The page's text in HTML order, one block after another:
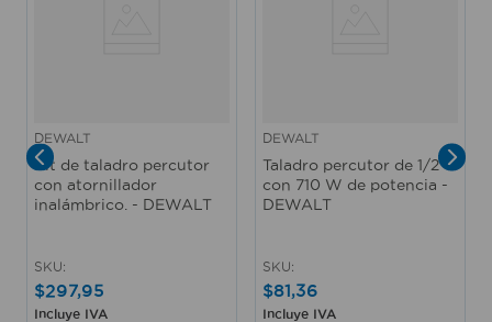
DEWALT
Kit de taladro percutor
con atornillador
inalámbrico. - DEWALT
SKU:
$297,95
Incluye IVA
DEWALT
Taladro percutor de 1/2"
con 710 W de potencia -
DEWALT
SKU:
$81,36
Incluye IVA